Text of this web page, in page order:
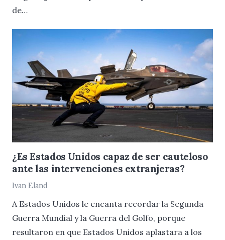
de…
¿Es Estados Unidos capaz de ser cauteloso
ante las intervenciones extranjeras?
Ivan Eland
A Estados Unidos le encanta recordar la Segunda
Guerra Mundial y la Guerra del Golfo, porque
resultaron en que Estados Unidos aplastara a los